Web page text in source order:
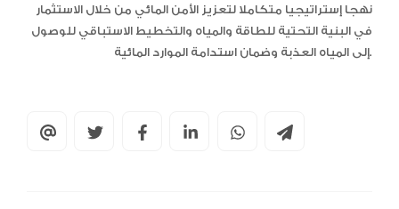
نهجا إستراتيجيا متكاملا لتعزيز الأمن المائي من خلال الاستثمار
في البنية التحتية للطاقة والمياه والتخطيط الاستباقي للوصول
إلى المياه العذبة وضمان استدامة الموارد المائية.